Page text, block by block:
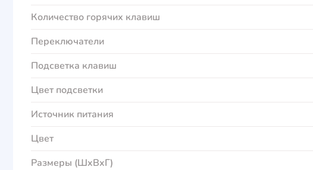
Количество горячих клавиш
Переключатели
Подсветка клавиш
Цвет подсветки
Источник питания
Цвет
Размеры (ШxВxГ)